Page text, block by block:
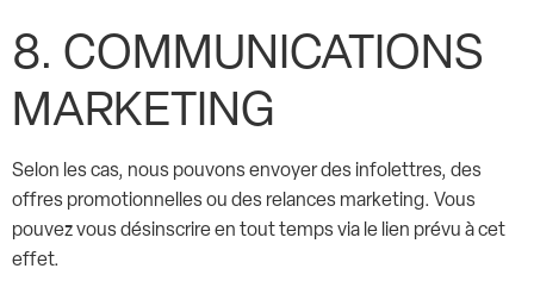
8. COMMUNICATIONS
MARKETING
Selon les cas, nous pouvons envoyer des infolettres, des
offres promotionnelles ou des relances marketing. Vous
pouvez vous désinscrire en tout temps via le lien prévu à cet
effet.